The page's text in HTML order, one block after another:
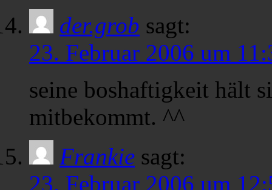
der.grob sagt:
23. Februar 2006 um
seine boshaftigkeit hält
mitbekommt. ^^
Frankie sagt:
23. Februar 2006 um